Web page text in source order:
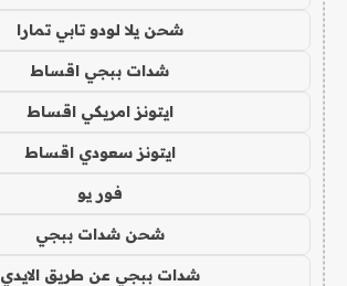
شحن يلا لودو تابي تمارا
شدات ببجي اقساط
ايتونز امريكي اقساط
ايتونز سعودي اقساط
فور يو
شحن شدات ببجي
شدات ببجي عن طريق الايدي